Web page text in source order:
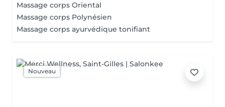
Massage corps Oriental
Massage corps Polynésien
Massage corps ayurvédique tonifiant
Nouveau